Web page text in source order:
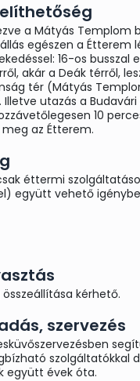
a Mátyás Templom
egészen a Étterem
16-os busszal
akár a Deák térről,
tér (Mátyás
utazás a Budavári
10
az Étterem.
éttermi
együtt vehető
kérhető.
szervezés
szolgáltatókkal
együtt évek óta.